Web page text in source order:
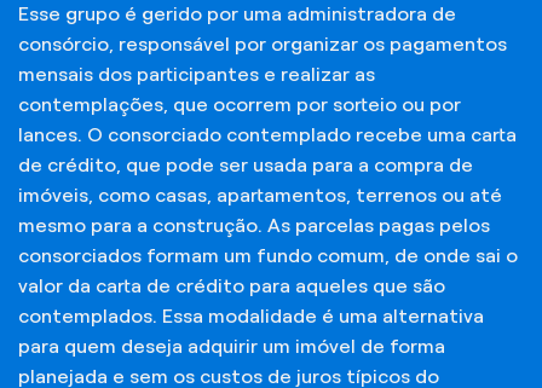
Esse grupo é gerido por uma administradora de
consórcio, responsável por organizar os pagamentos
mensais dos participantes e realizar as
contemplações, que ocorrem por sorteio ou por
lances. O consorciado contemplado recebe uma carta
de crédito, que pode ser usada para a compra de
imóveis, como casas, apartamentos, terrenos ou até
mesmo para a construção. As parcelas pagas pelos
consorciados formam um fundo comum, de onde sai o
valor da carta de crédito para aqueles que são
contemplados. Essa modalidade é uma alternativa
para quem deseja adquirir um imóvel de forma
planejada e sem os custos de juros típicos do